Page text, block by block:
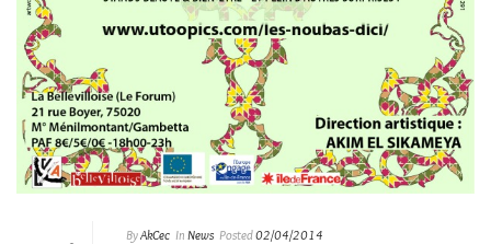
ByAkCec In News Posted02/04/2014